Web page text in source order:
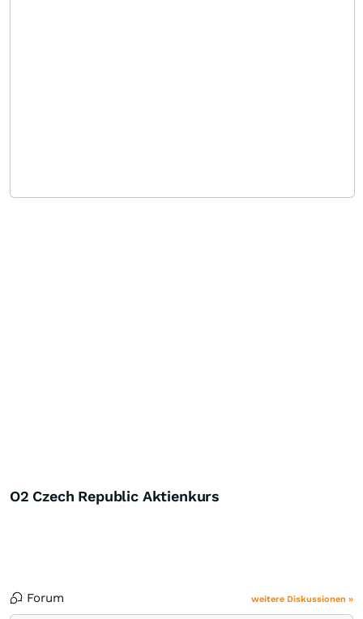
O2 Czech Republic Aktienkurs
Forum weitere Diskussionen »